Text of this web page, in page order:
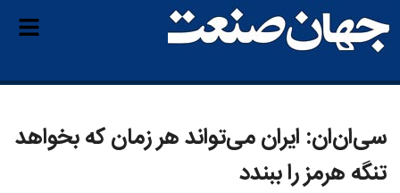
سی‌ان‌ان: ایران می‌تواند هر زمان که بخواهد
تنگه هرمز را ببندد